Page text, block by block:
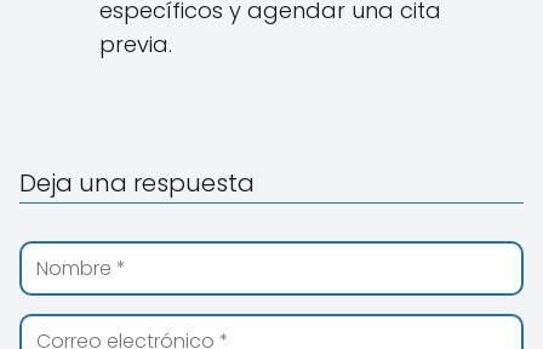
específicos y agendar una cita
previa.
Deja una respuesta